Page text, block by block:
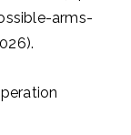
arms-